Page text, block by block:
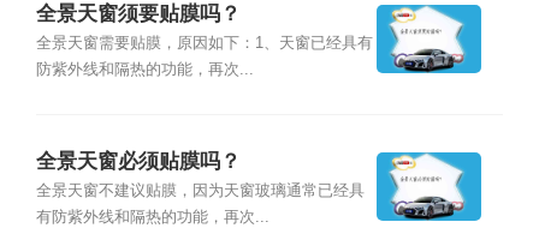
全景天窗须要贴膜吗？
全景天窗需要贴膜，原因如下：1、天窗已经具有
防紫外线和隔热的功能，再次...
全景天窗必须贴膜吗？
全景天窗不建议贴膜，因为天窗玻璃通常已经具
有防紫外线和隔热的功能，再次...